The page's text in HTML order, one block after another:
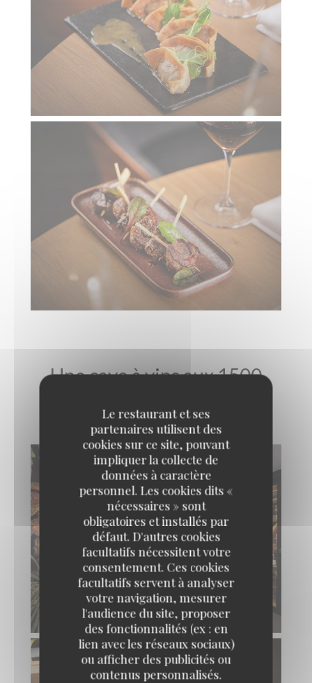
Le restaurant et ses
partenaires utilisent des
cookies sur ce site, pouvant
impliquer la collecte de
données à caractère
personnel. Les cookies dits «
nécessaires » sont
obligatoires et installés par
défaut. D'autres cookies
facultatifs nécessitent votre
consentement. Ces cookies
facultatifs servent à analyser
votre navigation, mesurer
l'audience du site, proposer
des fonctionnalités (ex : en
lien avec les réseaux sociaux)
ou afficher des publicités ou
contenus personnalisés.
Une cave à vins aux 1500